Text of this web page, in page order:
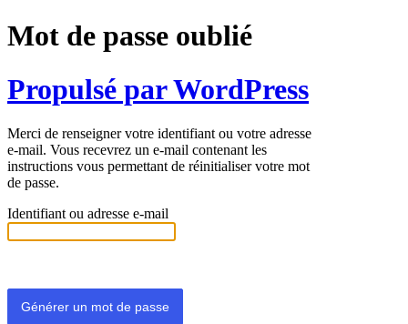
Mot de passe oublié
Propulsé par WordPress
Merci de renseigner votre identifiant ou votre adresse
e-mail. Vous recevrez un e-mail contenant les
instructions vous permettant de réinitialiser votre mot
de passe.
Identifiant ou adresse e-mail